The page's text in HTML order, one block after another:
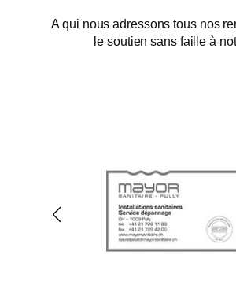
A qui nous adressons tous nos
le soutien sans faille à